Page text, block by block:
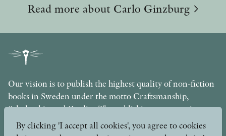
Read more about Carlo Ginzburg
Our vision is to publish the highest quality of non-fiction
books in Sweden under the motto Craftsmanship,
Scholarship and Quality. The publishing company is part
of the Axel and Margaret Ax:son Johnson Foundation for
By clicking 'I accept all cookies', you agree to cookies